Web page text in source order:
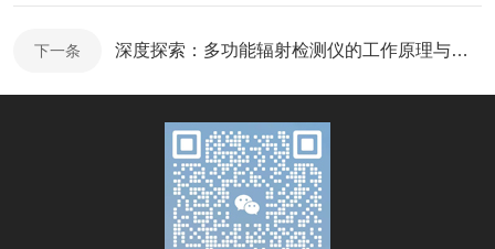
下一条 深度探索：多功能辐射检测仪的工作原理与功能集成